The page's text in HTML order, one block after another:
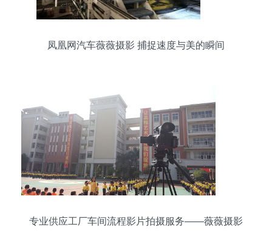
凤凰网汽车薇薇摄影 捕捉速度与美的瞬间
专业供应工厂车间流程影片拍摄服务——薇薇摄影